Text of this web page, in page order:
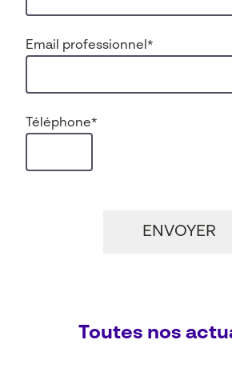
Email professionnel *
Téléphone*
Toutes nos